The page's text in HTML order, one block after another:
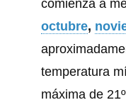
comienza a
octubre,
temperatura
máxima de